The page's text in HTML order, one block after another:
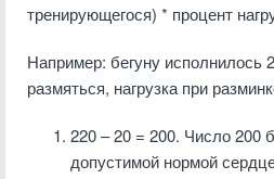
тренирующегося) * процент
Например: бегуну исполнилось
размяться, нагрузка при
220 – 20 = 200. Число 200
допустимой нормой